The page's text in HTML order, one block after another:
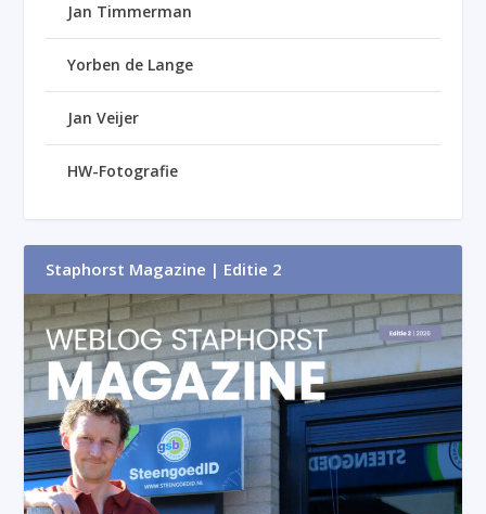
Jan Timmerman
Yorben de Lange
Jan Veijer
HW-Fotografie
Staphorst Magazine | Editie 2